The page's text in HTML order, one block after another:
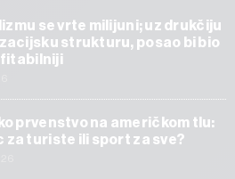
se vrte milijuni; uz drukčiju
strukturu, posao bi bio
prvenstvo na američkom tlu:
za turiste ili sport za sve?